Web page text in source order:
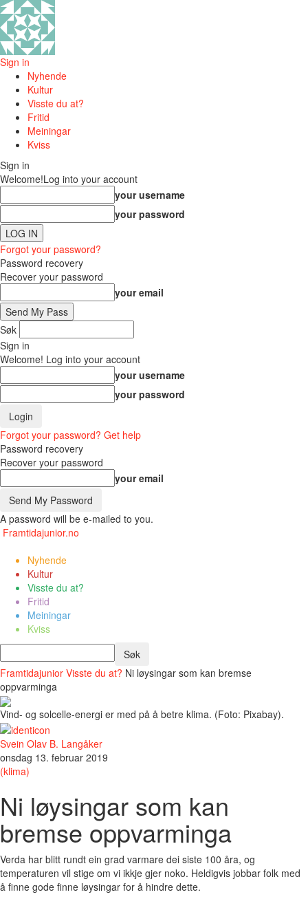
Sign in
Nyhende
Kultur
Visste du at?
Fritid
Meiningar
Kviss
Sign in
Welcome!Log into your account
your username
your password
Forgot your password?
Password recovery
Recover your password
your email
Søk
Sign in
Welcome! Log into your account
your username
your password
Forgot your password? Get help
Password recovery
Recover your password
your email
A password will be e-mailed to you.
Framtidajunior.no
Nyhende
Kultur
Visste du at?
Fritid
Meiningar
Kviss
Framtidajunior Visste du at? Ni løysingar som kan bremse
oppvarminga
Vind- og solcelle-energi er med på å betre klima. (Foto: Pixabay).
Svein Olav B. Langåker
onsdag 13. februar 2019
(klima)
Ni løysingar som kan
bremse oppvarminga
Verda har blitt rundt ein grad varmare dei siste 100 åra, og
temperaturen vil stige om vi ikkje gjer noko. Heldigvis jobbar folk med
å finne gode finne løysingar for å hindre dette.